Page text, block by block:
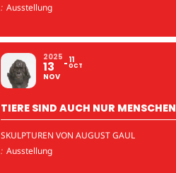
: Ausstellung
2025
13
NOV
11
OCT
TIERE SIND AUCH NUR MENSCHEN
SKULPTUREN VON AUGUST GAUL
: Ausstellung